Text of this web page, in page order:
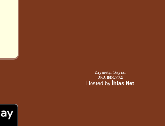
Ziyaretçi Sayısı
252.008.274
Hosted by İhlas Net